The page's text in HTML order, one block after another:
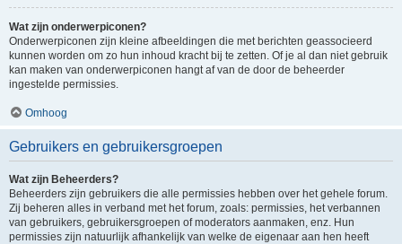
Wat zijn onderwerpiconen?
Onderwerpiconen zijn kleine afbeeldingen die met berichten geassocieerd
kunnen worden om zo hun inhoud kracht bij te zetten. Of je al dan niet gebruik
kan maken van onderwerpiconen hangt af van de door de beheerder
ingestelde permissies.
Omhoog
Gebruikers en gebruikersgroepen
Wat zijn Beheerders?
Beheerders zijn gebruikers die alle permissies hebben over het gehele forum.
Zij beheren alles in verband met het forum, zoals: permissies, het verbannen
van gebruikers, gebruikersgroepen of moderators aanmaken, enz. Hun
permissies zijn natuurlijk afhankelijk van welke de eigenaar aan hen heeft